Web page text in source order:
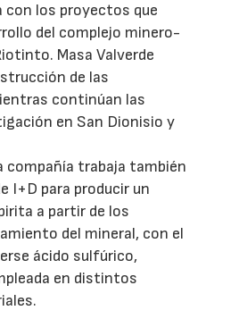
los proyectos que
del complejo minero-
Masa Valverde
de las
continúan las
en San Dionisio y
compañía trabaja también
I+D para producir un
a partir de los
del mineral, con el
ácido sulfúrico,
en distintos